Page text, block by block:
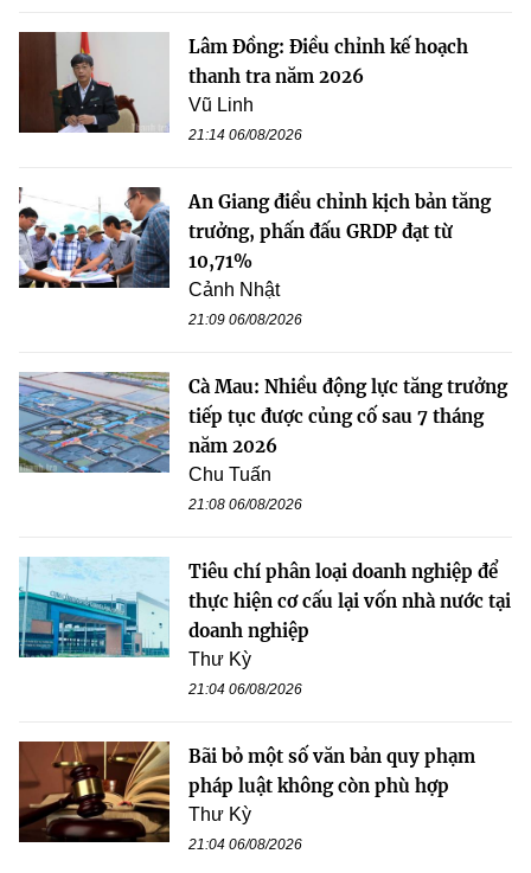
Lâm Đồng: Điều chỉnh kế hoạch
thanh tra năm 2026
Vũ Linh
21:14 06/08/2026
An Giang điều chỉnh kịch bản tăng
trưởng, phấn đấu GRDP đạt từ
10,71%
Cảnh Nhật
21:09 06/08/2026
Cà Mau: Nhiều động lực tăng trưởng
tiếp tục được củng cố sau 7 tháng
năm 2026
Chu Tuấn
21:08 06/08/2026
Tiêu chí phân loại doanh nghiệp để
thực hiện cơ cấu lại vốn nhà nước tại
doanh nghiệp
Thư Kỳ
21:04 06/08/2026
Bãi bỏ một số văn bản quy phạm
pháp luật không còn phù hợp
Thư Kỳ
21:04 06/08/2026